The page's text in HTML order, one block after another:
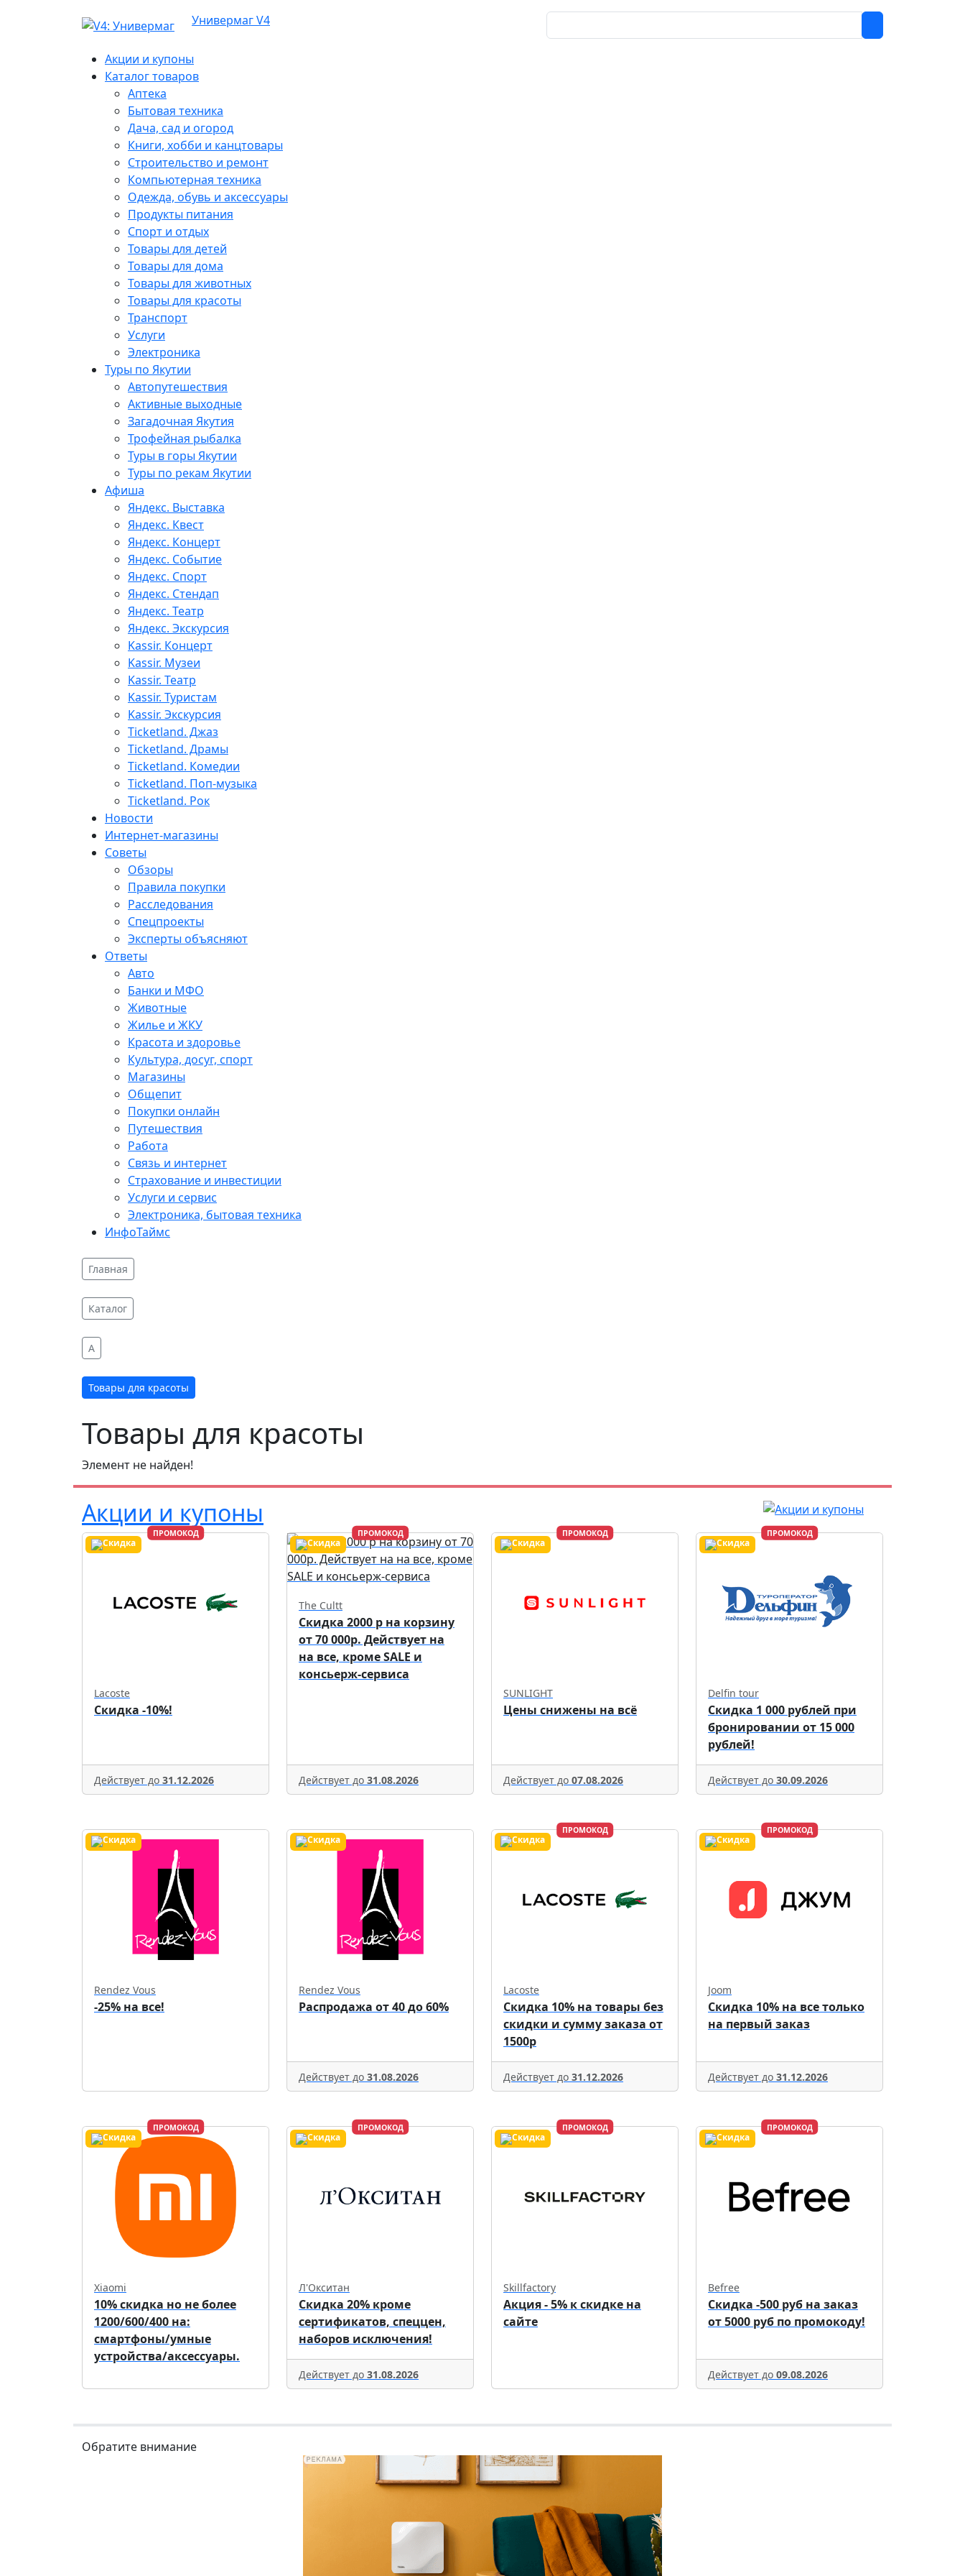
Универмаг V4
Акции и купоны
Каталог товаров
Аптека
Бытовая техника
Дача, сад и огород
Книги, хобби и канцтовары
Строительство и ремонт
Компьютерная техника
Одежда, обувь и аксессуары
Продукты питания
Спорт и отдых
Товары для детей
Товары для дома
Товары для животных
Товары для красоты
Транспорт
Услуги
Электроника
Туры по Якутии
Автопутешествия
Активные выходные
Загадочная Якутия
Трофейная рыбалка
Туры в горы Якутии
Туры по рекам Якутии
Афиша
Яндекс. Выставка
Яндекс. Квест
Яндекс. Концерт
Яндекс. Событие
Яндекс. Спорт
Яндекс. Стендап
Яндекс. Театр
Яндекс. Экскурсия
Kassir. Концерт
Kassir. Музеи
Kassir. Театр
Kassir. Туристам
Kassir. Экскурсия
Ticketland. Джаз
Ticketland. Драмы
Ticketland. Комедии
Ticketland. Поп-музыка
Ticketland. Рок
Новости
Интернет-магазины
Советы
Обзоры
Правила покупки
Расследования
Спецпроекты
Эксперты объясняют
Ответы
Авто
Банки и МФО
Животные
Жилье и ЖКУ
Красота и здоровье
Культура, досуг, спорт
Магазины
Общепит
Покупки онлайн
Путешествия
Работа
Связь и интернет
Страхование и инвестиции
Услуги и сервис
Электроника, бытовая техника
ИнфоТаймс
Главная
Каталог
A
Товары для красоты
Товары для красоты
Элемент не найден!
Акции и купоны
ПРОМОКОД
Lacoste
Скидка -10%!
Действует до 31.12.2026
ПРОМОКОД
The Cultt
Скидка 2000 р на корзину
от 70 000р. Действует на
на все, кроме SALE и
консьерж-сервиса
Действует до 31.08.2026
ПРОМОКОД
SUNLIGHT
Цены снижены на всё
Действует до 07.08.2026
ПРОМОКОД
Delfin tour
Скидка 1 000 рублей при
бронировании от 15 000
рублей!
Действует до 30.09.2026
Rendez Vous
-25% на все!
Rendez Vous
Распродажа от 40 до 60%
Действует до 31.08.2026
ПРОМОКОД
Lacoste
Скидка 10% на товары без
скидки и сумму заказа от
1500р
Действует до 31.12.2026
ПРОМОКОД
Joom
Скидка 10% на все только
на первый заказ
Действует до 31.12.2026
ПРОМОКОД
Xiaomi
10% скидка но не более
1200/600/400 на:
смартфоны/умные
устройства/аксессуары.
ПРОМОКОД
Л'Окситан
Скидка 20% кроме
сертификатов, спеццен,
наборов исключения!
Действует до 31.08.2026
ПРОМОКОД
Skillfactory
Акция - 5% к скидке на
сайте
ПРОМОКОД
Befree
Скидка -500 руб на заказ
от 5000 руб по промокоду!
Действует до 09.08.2026
Обратите внимание